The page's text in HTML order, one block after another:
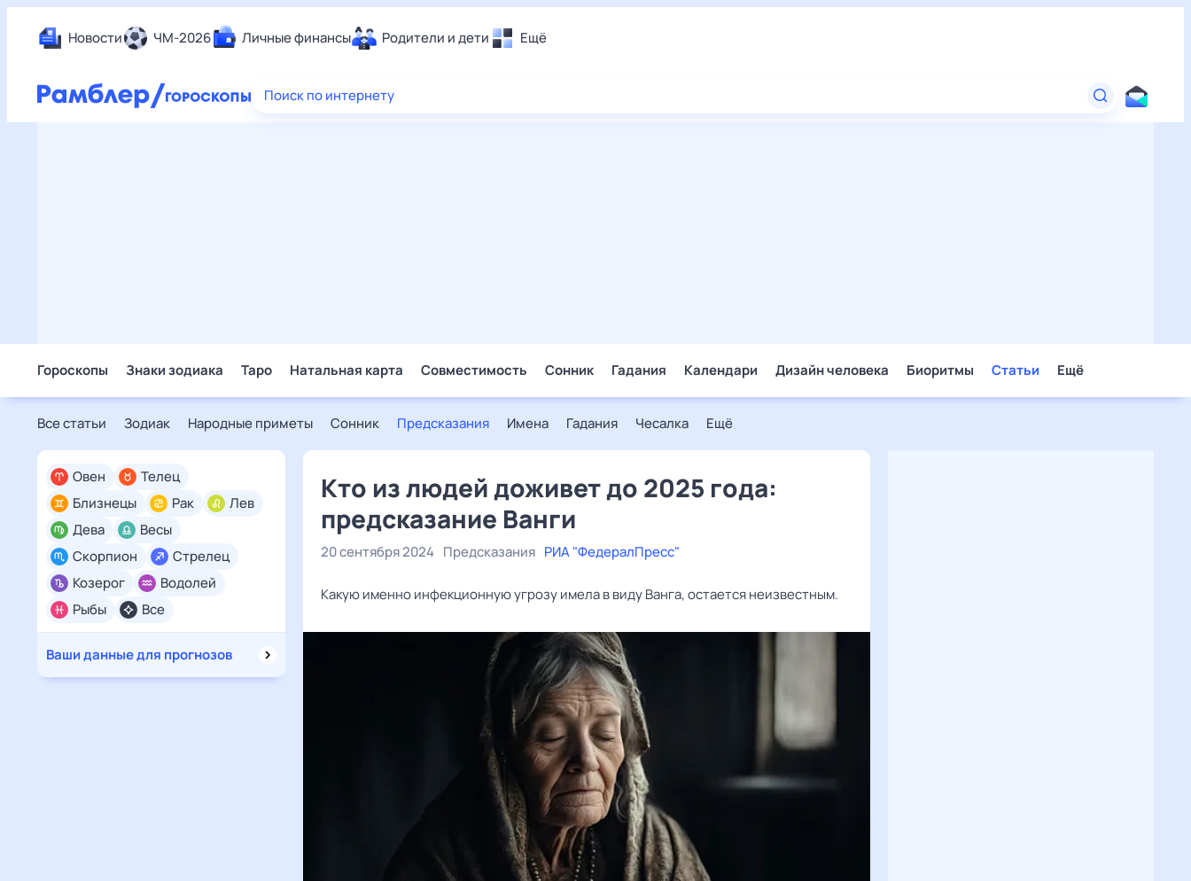
Новости ЧМ-2026 Личные финансы Родители и дети Ещё
Еда
Поиск по интернету
Гороскопы Знаки зодиака Таро Натальная карта Совместимость Сонник Гадания Календари Дизайн человека Биоритмы Статьи Ещё
Все статьи Зодиак Народные приметы Сонник Предсказания Имена Гадания Чесалка Ещё
Все
Овен
Телец
Близнецы
Рак
Лев
Дева
Весы
Скорпион
Стрелец
Козерог
Водолей
Рыбы
Ваши данные для прогнозов
Кто из людей доживет до 2025 года:
предсказание Ванги
20 сентября 2024 Предсказания РИА "ФедералПресс"
Какую именно инфекционную угрозу имела в виду Ванга, остается неизвестным.